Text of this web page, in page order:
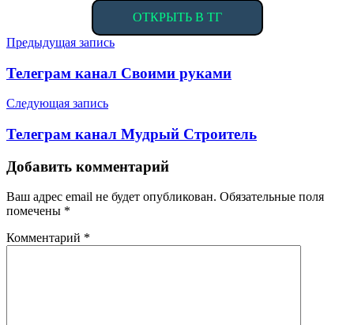
ОТКРЫТЬ В ТГ
Навигация
по
записям
Предыдущая запись
Телеграм канал Своими руками
Следующая запись
Телеграм канал Мудрый Строитель
Добавить комментарий
Ваш адрес email не будет опубликован. Обязательные поля
помечены *
Комментарий *